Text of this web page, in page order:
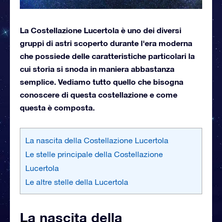
La Costellazione Lucertola è uno dei diversi
gruppi di astri scoperto durante l'era moderna
che possiede delle caratteristiche particolari la
cui storia si snoda in maniera abbastanza
semplice. Vediamo tutto quello che bisogna
conoscere di questa costellazione e come
questa è composta.
La nascita della Costellazione Lucertola
Le stelle principale della Costellazione
Lucertola
Le altre stelle della Lucertola
La nascita della